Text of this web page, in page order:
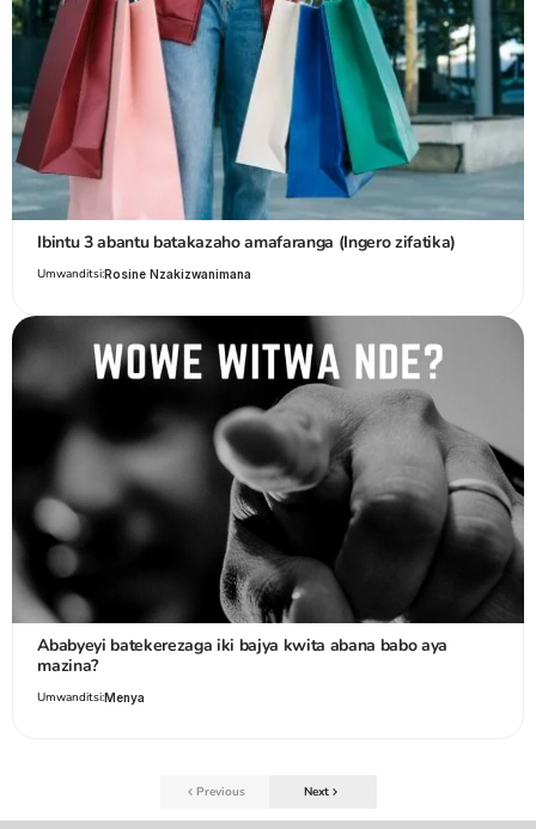
Ibintu 3 abantu batakazaho amafaranga (Ingero zifatika)
Umwanditsi:Rosine Nzakizwanimana
Ababyeyi batekerezaga iki bajya kwita abana babo aya
mazina?
Umwanditsi:Menya
Previous Next